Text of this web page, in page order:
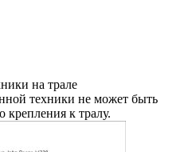
на трале
техники не может быть
крепления к тралу.